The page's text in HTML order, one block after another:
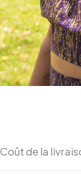
Coût de la